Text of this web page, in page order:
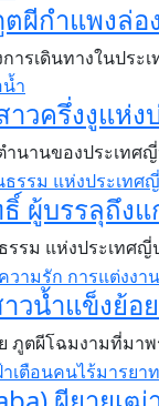
ผีกำแพงล่อ
ารเดินทางในประ
วครึ่งงูแห่ง
ำนานของประเทศ
ผู้บรรลุถึง
รรม แห่งประเทศญี่
วน้ำแข็งย้
ภูตผีโฉมงามที่ม